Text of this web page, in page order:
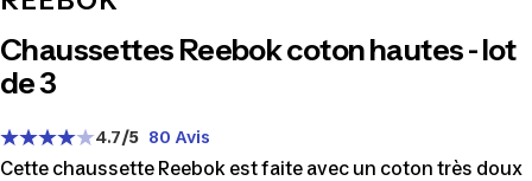
Chaussettes Reebok coton hautes - lot
de 3
4.7/5 80 Avis
Cette chaussette Reebok est faite avec un coton très doux